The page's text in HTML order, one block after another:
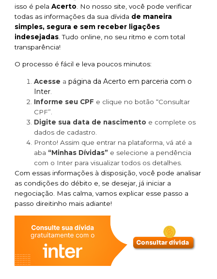
isso é pela Acerto . No nosso site, você pode verificar
todas as informações da sua dívida de maneira
simples, segura e sem receber ligações
indesejadas . Tudo online, no seu ritmo e com total
transparência!
O processo é fácil e leva poucos minutos:
Acesse a página da Acerto em parceria com o
Inter
Informe seu CPF e clique no botão “Consultar
CPF”.
Digite sua data de nascimento e complete os
dados de cadastro.
Pronto! Assim que entrar na plataforma, vá até a
aba “Minhas Dívidas” e selecione a pendência
com o Inter para visualizar todos os detalhes.
Com essas informações à disposição, você pode analisar
as condições do débito e, se desejar, já iniciar a
negociação. Mas calma, vamos explicar esse passo a
passo direitinho mais adiante!